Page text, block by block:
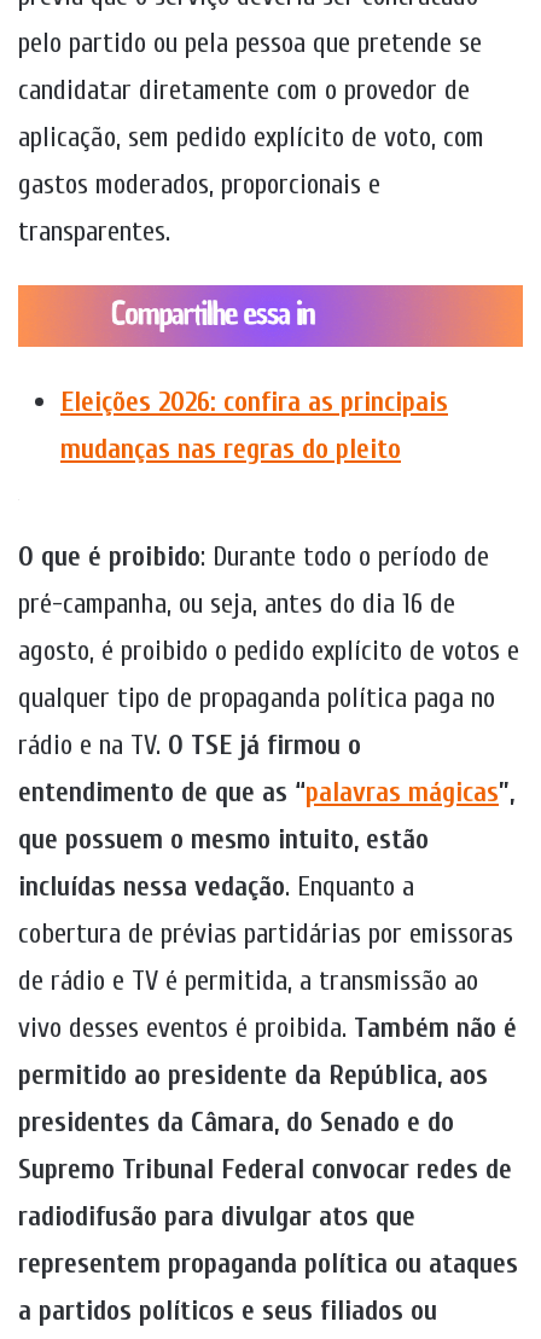
pelo partido ou pela pessoa que pretende se
candidatar diretamente com o provedor de
aplicação, sem pedido explícito de voto, com
gastos moderados, proporcionais e
transparentes.
Eleições 2026: confira as principais
mudanças nas regras do pleito
O que é proibido: Durante todo o período de
pré-campanha, ou seja, antes do dia 16 de
agosto, é proibido o pedido explícito de votos e
qualquer tipo de propaganda política paga no
rádio e na TV. O TSE já firmou o
entendimento de que as “palavras mágicas”,
que possuem o mesmo intuito, estão
incluídas nessa vedação. Enquanto a
cobertura de prévias partidárias por emissoras
de rádio e TV é permitida, a transmissão ao
vivo desses eventos é proibida. Também não é
permitido ao presidente da República, aos
presidentes da Câmara, do Senado e do
Supremo Tribunal Federal convocar redes de
radiodifusão para divulgar atos que
representem propaganda política ou ataques
a partidos políticos e seus filiados ou